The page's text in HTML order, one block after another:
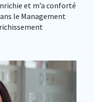
et m’a conforté
le Management